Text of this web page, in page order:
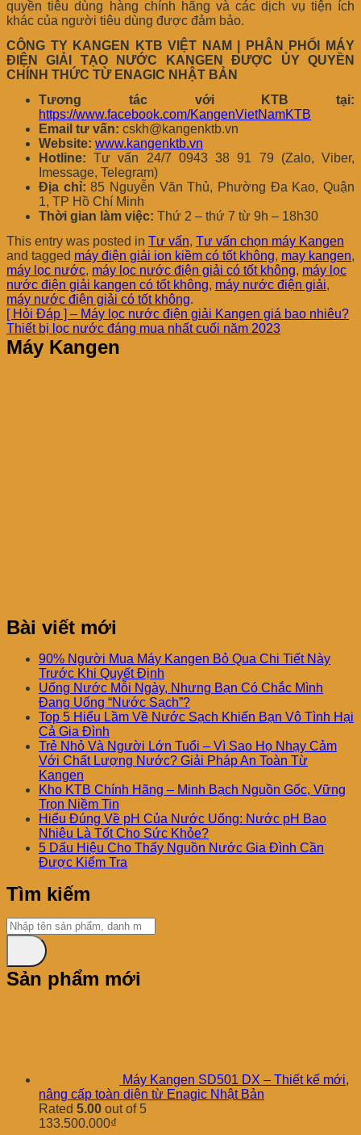
quyền tiêu dùng hàng chính hãng và các dịch vụ tiện ích
khác của người tiêu dùng được đảm bảo.
CÔNG TY KANGEN KTB VIỆT NAM | PHÂN PHỐI MÁY
ĐIỆN GIẢI TẠO NƯỚC KANGEN ĐƯỢC ỦY QUYỀN
CHÍNH THỨC TỪ ENAGIC NHẬT BẢN
Tương tác với KTB tại:
https://www.facebook.com/KangenVietNamKTB
Email tư vấn: cskh@kangenktb.vn
Website: www.kangenktb.vn
Hotline: Tư vấn 24/7 0943 38 91 79 (Zalo, Viber,
Imessage, Telegram)
Địa chỉ: 85 Nguyễn Văn Thủ, Phường Đa Kao, Quận
1, TP Hồ Chí Minh
Thời gian làm việc: Thứ 2 – thứ 7 từ 9h – 18h30
This entry was posted in Tư vấn, Tư vấn chọn máy Kangen
and tagged máy điện giải ion kiềm có tốt không, may kangen,
máy lọc nước, máy lọc nước điện giải có tốt không, máy lọc
nước điện giải kangen có tốt không, máy nước điện giải,
máy nước điện giải có tốt không.
[ Hỏi Đáp ] – Máy lọc nước điện giải Kangen giá bao nhiêu?
Thiết bị lọc nước đáng mua nhất cuối năm 2023
Máy Kangen
Bài viết mới
90% Người Mua Máy Kangen Bỏ Qua Chi Tiết Này
Trước Khi Quyết Định
Uống Nước Mỗi Ngày, Nhưng Bạn Có Chắc Mình
Đang Uống “Nước Sạch”?
Top 5 Hiểu Lầm Về Nước Sạch Khiến Bạn Vô Tình Hại
Cả Gia Đình
Trẻ Nhỏ Và Người Lớn Tuổi – Vì Sao Họ Nhạy Cảm
Với Chất Lượng Nước? Giải Pháp An Toàn Từ
Kangen
Kho KTB Chính Hãng – Minh Bạch Nguồn Gốc, Vững
Trọn Niềm Tin
Hiểu Đúng Về pH Của Nước Uống: Nước pH Bao
Nhiêu Là Tốt Cho Sức Khỏe?
5 Dấu Hiệu Cho Thấy Nguồn Nước Gia Đình Cần
Được Kiểm Tra
Tìm kiếm
Sản phẩm mới
Máy Kangen SD501 DX – Thiết kế mới,
nâng cấp toàn diện từ Enagic Nhật Bản
Rated 5.00 out of 5
133.500.000₫